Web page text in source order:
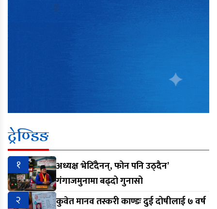
ट्रेण्डिङ
१
अध्यक्ष भेटिँदैनन्, फोन पनि उठ्दैन’
गंगाजमुनामा बढ्दो गुनासो
२
कुवेत मानव तस्करी काण्डः दुई दोषीलाई ७ वर्ष